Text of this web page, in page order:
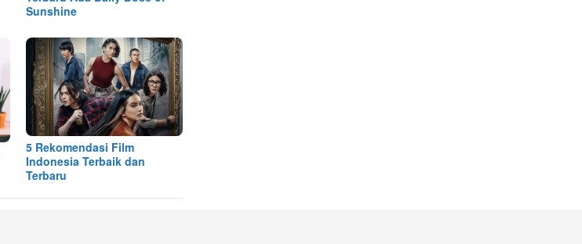
Sunshine
5 Rekomendasi Film
Indonesia Terbaik dan
Terbaru